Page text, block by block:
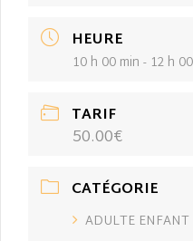
HEURE
10 h 00 min - 12 h
TARIF
50.00€
CATÉGORIE
ADULTE ENFANT